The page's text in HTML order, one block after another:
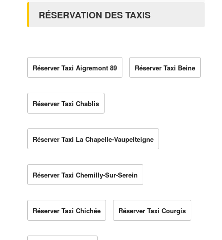
RÉSERVATION DES TAXIS
Réserver Taxi Aigremont 89 Réserver Taxi Beine
Réserver Taxi Chablis
Réserver Taxi La Chapelle-Vaupelteigne
Réserver Taxi Chemilly-Sur-Serein
Réserver Taxi Chichée Réserver Taxi Courgis